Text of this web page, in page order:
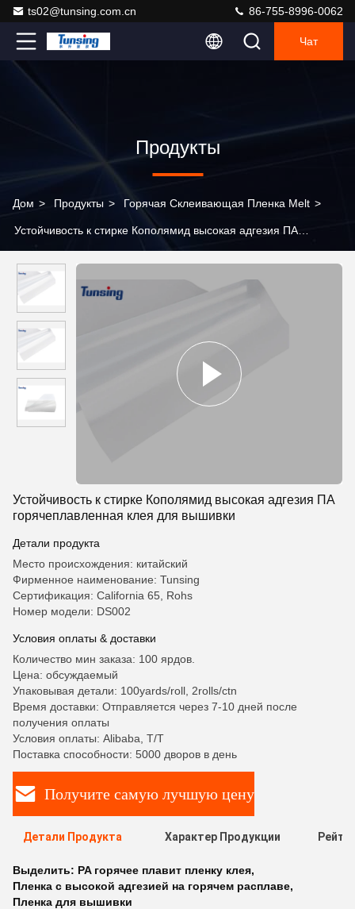
ts02@tunsing.com.cn 86-755-8996-0062
Чат
Продукты
Дом > Продукты > Горячая Склеивающая Пленка Melt >
Устойчивость к стирке Кополямид высокая адгезия ПА
Устойчивость к стирке Кополямид высокая адгезия ПА
горячеплавленная клея для вышивки
Детали продукта
Место происхождения: китайский
Фирменное наименование: Tunsing
Сертификация: California 65, Rohs
Номер модели: DS002
Условия оплаты & доставки
Количество мин заказа: 100 ярдов.
Цена: обсуждаемый
Упаковывая детали: 100yards/roll, 2rolls/ctn
Время доставки: Отправляется через 7-10 дней после
получения оплаты
Условия оплаты: Alibaba, T/T
Поставка способности: 5000 дворов в день
Получите самую лучшую цену
Детали Продукта Характер Продукции
Выделить: PA горячее плавит пленку клея,
Пленка с высокой адгезией на горячем расплаве,
Пленка для вышивки